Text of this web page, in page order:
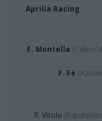
Aprilia Racing
F. Montella (Calcio
F. Fè
R. Vitolo